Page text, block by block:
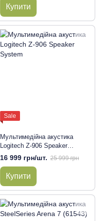
Купити
Sale
Мультимедійна акустика
Logitech Z-906 Speaker
System
16 999 грн/шт. 25 999 грн
Купити